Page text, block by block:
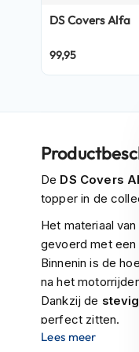
Crosshelmen
Helm
Vizieren
Tear-
offs
Crossbrillen
Oordoppen
Onderhoud
helm
Helm
houder
DS Covers Alfa
99,95
De DS Covers
topper in de
Het materiaal van
gevoerd met een
Binnenin is de
na het
Dankzij de
perfect zitten.
Onderin aan de
Lees meer